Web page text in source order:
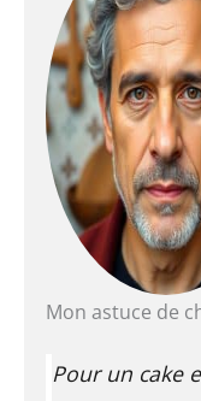
Mon astuce de
Pour un cake